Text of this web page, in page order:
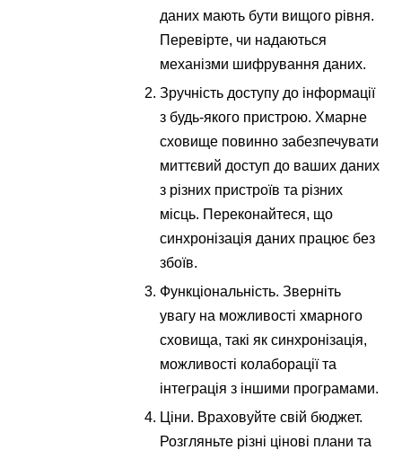
даних мають бути вищого рівня.
Перевірте, чи надаються
механізми шифрування даних.
Зручність доступу до інформації
з будь-якого пристрою. Хмарне
сховище повинно забезпечувати
миттєвий доступ до ваших даних
з різних пристроїв та різних
місць. Переконайтеся, що
синхронізація даних працює без
збоїв.
Функціональність. Зверніть
увагу на можливості хмарного
сховища, такі як синхронізація,
можливості колаборації та
інтеграція з іншими програмами.
Ціни. Враховуйте свій бюджет.
Розгляньте різні цінові плани та